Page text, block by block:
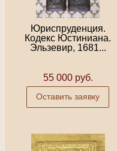
Юриспруденция.
Кодекс Юстиниана.
Эльзевир, 1681...
55 000 руб.
Оставить заявку